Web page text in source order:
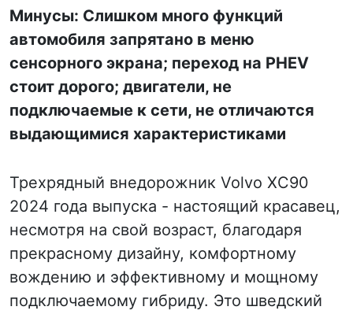
Минусы: Слишком много функций
автомобиля запрятано в меню
сенсорного экрана; переход на PHEV
стоит дорого; двигатели, не
подключаемые к сети, не отличаются
выдающимися характеристиками
Трехрядный внедорожник Volvo XC90
2024 года выпуска - настоящий красавец,
несмотря на свой возраст, благодаря
прекрасному дизайну, комфортному
вождению и эффективному и мощному
подключаемому гибриду. Это шведский